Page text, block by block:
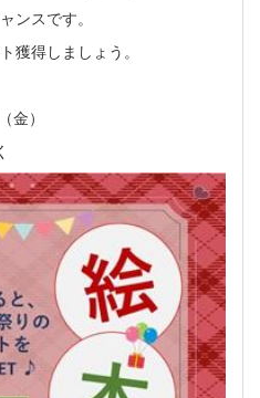
ンスです。
獲得しましょう。
金）